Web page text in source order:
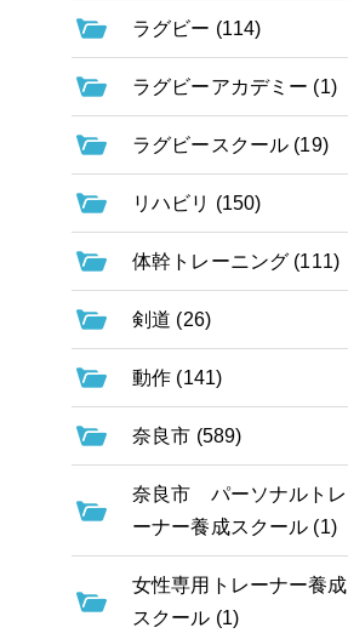
ラグビー (114)
ラグビーアカデミー (1)
ラグビースクール (19)
リハビリ (150)
体幹トレーニング (111)
剣道 (26)
動作 (141)
奈良市 (589)
奈良市 パーソナルトレ
ーナー養成スクール (1)
女性専用トレーナー養成
スクール (1)